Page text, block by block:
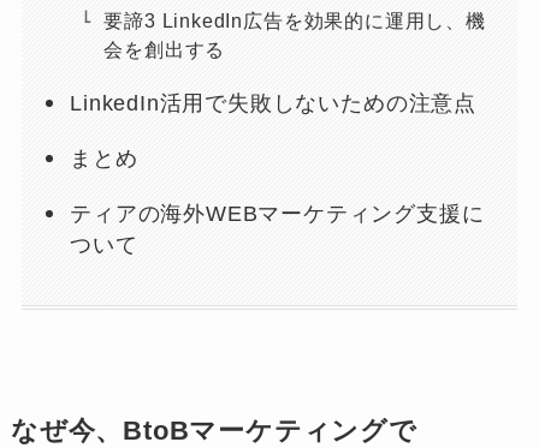
要諦3 LinkedIn広告を効果的に運用し、機
会を創出する
LinkedIn活用で失敗しないための注意点
まとめ
ティアの海外WEBマーケティング支援に
ついて
なぜ今、BtoBマーケティングで